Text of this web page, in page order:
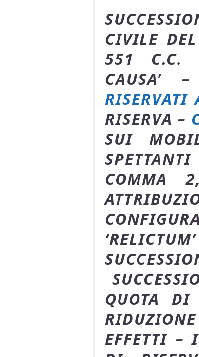
CIVILE
551 C.C. –
CAUSA’
RISERVA –
SUI
COMMA
QUOTA
EFFETTI –